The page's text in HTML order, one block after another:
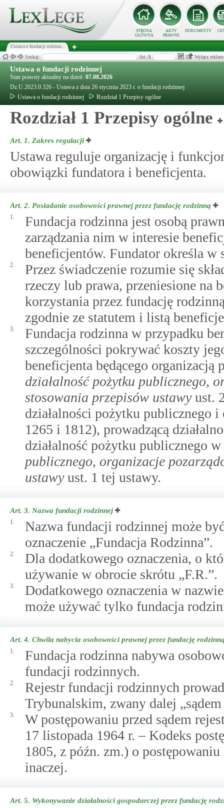
STRONA
GŁÓWNA
AKTY
PRAWNE
DOKUMENTY
Ustawa o fundacji rodzinn...
Szukaj: Art./§ Wyłącz
Ustawa o fundacji rodzinnej
Stan prawny aktualny na dzień: 07.08.2026
Dz.U.2023.0.326 - Ustawa z dnia 26 stycznia 2023 r. o fundacji rodzinnej
Ustawa o fundacji rodzinnej
Rozdział 1 Przepisy ogólne
Rozdział 1 Przepisy ogólne
Art. 1. Zakres regulacji
Ustawa reguluje organizację i
obowiązki fundatora i beneficjenta.
Art. 2. Posiadanie osobowości prawnej przez fundację rodzinną
1.
Fundacja rodzinna jest osobą
zarządzania nim w interesie
beneficjentów. Fundator określa w
2.
Przez świadczenie rozumie się
rzeczy lub prawa, przeniesione na
korzystania przez fundację
zgodnie ze statutem i listą
3.
Fundacja rodzinna w przypadku
szczególności pokrywać koszty
beneficjenta będącego
działalność pożytku publicznego,
stosowania przepisów ustawyust.
działalności pożytku publicznego
1265 i 1812), prowadzącą
działalność pożytku publicznego
publicznego, organizacje
ustawyust. 1 tej ustawy.
Art. 3. Nazwa fundacji rodzinnej
1.
Nazwa fundacji rodzinnej może
oznaczenie „Fundacja Rodzinna”.
2.
Dla dodatkowego oznaczenia, o
używanie w obrocie skrótu „F.R.”.
3.
Dodatkowego oznaczenia w
może używać tylko fundacja
Art. 4. Chwila nabycia osobowości prawnej przez fundację
1.
Fundacja rodzinna nabywa
fundacji rodzinnych.
2.
Rejestr fundacji rodzinnych
Trybunalskim, zwany dalej
3.
W postępowaniu przed sądem
17 listopada 1964 r. – Kodeks
1805, z późn. zm.) o
inaczej.
Art. 5. Wykonywanie działalności gospodarczej przez fundację